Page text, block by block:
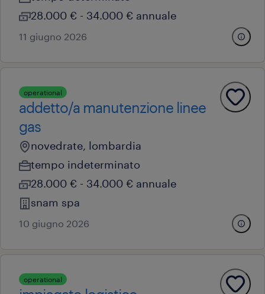
28.000 € - 34.000 € annuale
11 giugno 2026
operational
addetto/a manutenzione linee
gas
novedrate, lombardia
tempo indeterminato
28.000 € - 34.000 € annuale
snam spa
10 giugno 2026
operational